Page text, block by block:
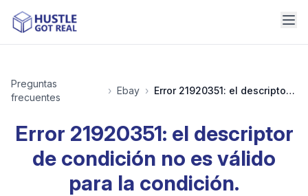
Preguntas
frecuentes
› Ebay › Error 21920351: el descriptor de condición no es válido para la condición.
Error 21920351: el descriptor
de condición no es válido
para la condición.